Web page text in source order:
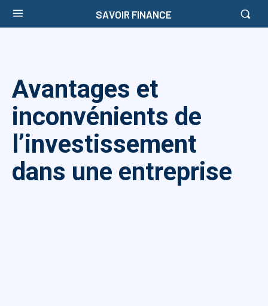
SAVOIR FINANCE
Avantages et
inconvénients de
l’investissement
dans une entreprise